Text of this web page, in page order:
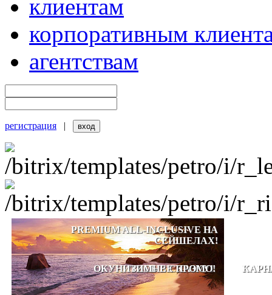
клиентам
корпоративным
агентствам
регистрация |
ОКУНИТЕСЬ В СКАЗКУ!
ЗИМНЕЕ ПРОМО!
PREMIUM ALL-INCLUSIVE НА
СЕЙШЕЛАХ!